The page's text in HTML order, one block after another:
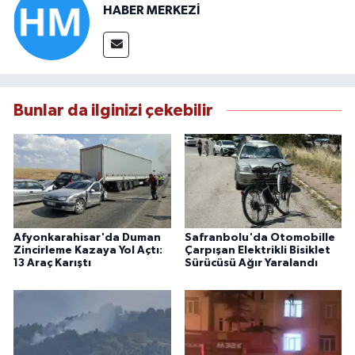
HABER MERKEZİ
Bunlar da ilginizi çekebilir
Afyonkarahisar'da Duman
Zincirleme Kazaya Yol Açtı:
13 Araç Karıştı
Safranbolu'da Otomobille
Çarpışan Elektrikli Bisiklet
Sürücüsü Ağır Yaralandı